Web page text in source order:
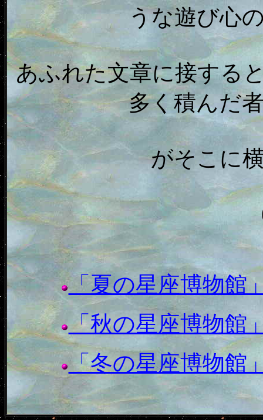
うな遊び心
あふれた文章に接する
多く積んだ
がそこに
「夏の星座博物館
「秋の星座博物館
「冬の星座博物館